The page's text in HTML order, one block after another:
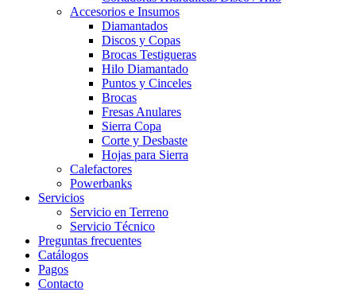
Accesorios e Insumos
Diamantados
Discos y Copas
Brocas Testigueras
Hilo Diamantado
Puntos y Cinceles
Brocas
Fresas Anulares
Sierra Copa
Corte y Desbaste
Hojas para Sierra
Calefactores
Powerbanks
Servicios
Servicio en Terreno
Servicio Técnico
Preguntas frecuentes
Catálogos
Pagos
Contacto